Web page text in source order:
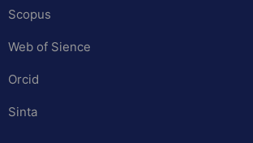
Scopus
Web of Sience
Orcid
Sinta